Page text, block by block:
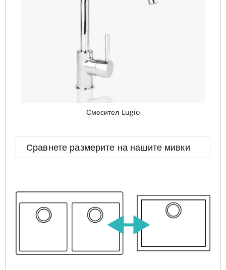
Смесител Lugio
Сравнете размерите на нашите мивки